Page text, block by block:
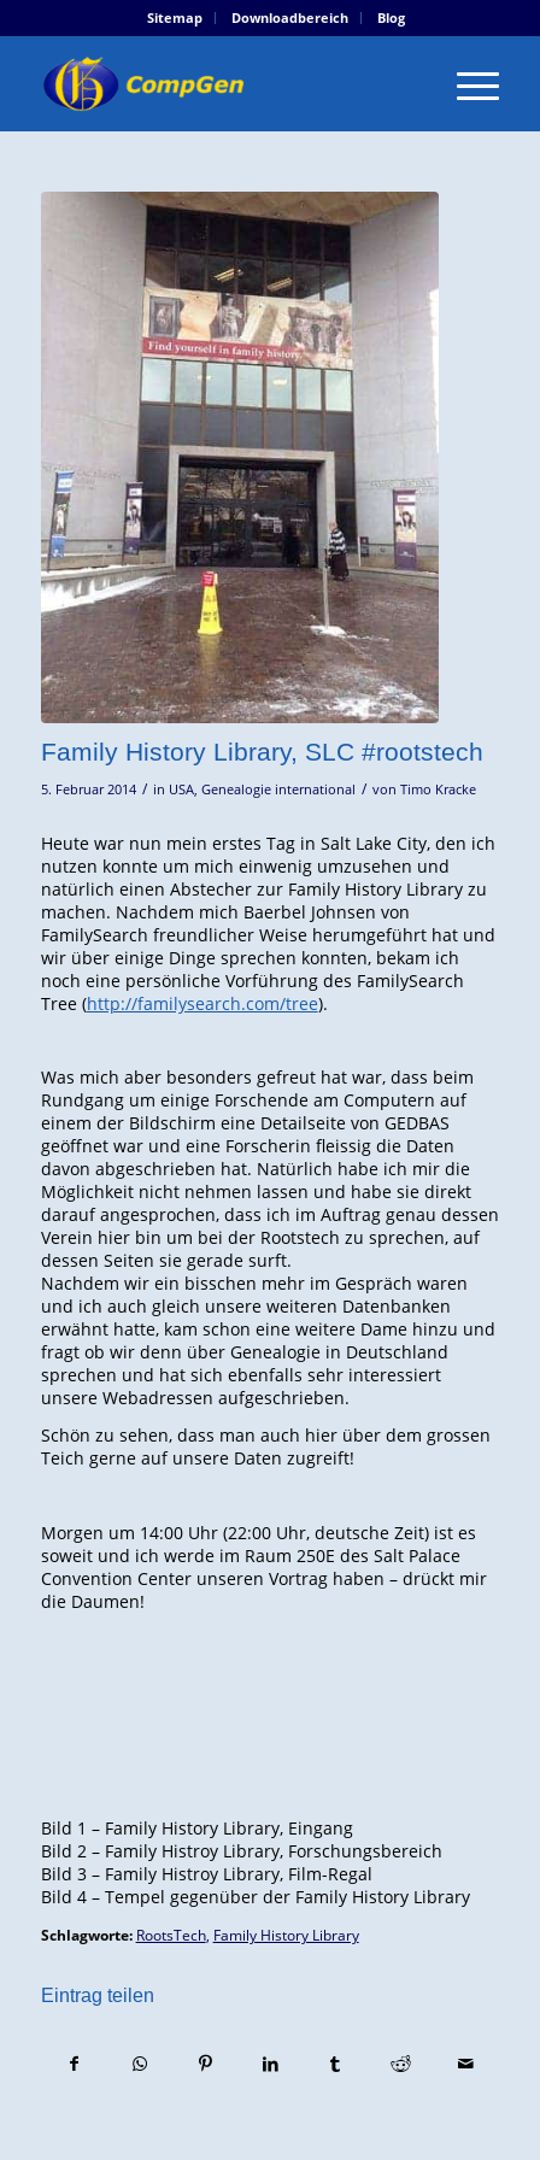
Sitemap Downloadbereich Blog
Family History Library, SLC #rootstech
5. Februar 2014 / in USA, Genealogie international / von Timo Kracke
Heute war nun mein erstes Tag in Salt Lake City, den ich
nutzen konnte um mich einwenig umzusehen und
natürlich einen Abstecher zur Family History Library zu
machen. Nachdem mich Baerbel Johnsen von
FamilySearch freundlicher Weise herumgeführt hat und
wir über einige Dinge sprechen konnten, bekam ich
noch eine persönliche Vorführung des FamilySearch
Tree (http://familysearch.com/tree).
Was mich aber besonders gefreut hat war, dass beim
Rundgang um einige Forschende am Computern auf
einem der Bildschirm eine Detailseite von GEDBAS
geöffnet war und eine Forscherin fleissig die Daten
davon abgeschrieben hat. Natürlich habe ich mir die
Möglichkeit nicht nehmen lassen und habe sie direkt
darauf angesprochen, dass ich im Auftrag genau dessen
Verein hier bin um bei der Rootstech zu sprechen, auf
dessen Seiten sie gerade surft.
Nachdem wir ein bisschen mehr im Gespräch waren
und ich auch gleich unsere weiteren Datenbanken
erwähnt hatte, kam schon eine weitere Dame hinzu und
fragt ob wir denn über Genealogie in Deutschland
sprechen und hat sich ebenfalls sehr interessiert
unsere Webadressen aufgeschrieben.
Schön zu sehen, dass man auch hier über dem grossen
Teich gerne auf unsere Daten zugreift!
Morgen um 14:00 Uhr (22:00 Uhr, deutsche Zeit) ist es
soweit und ich werde im Raum 250E des Salt Palace
Convention Center unseren Vortrag haben – drückt mir
die Daumen!
Bild 1 – Family History Library, Eingang
Bild 2 – Family Histroy Library, Forschungsbereich
Bild 3 – Family Histroy Library, Film-Regal
Bild 4 – Tempel gegenüber der Family History Library
Schlagworte: RootsTech, Family History Library
Eintrag teilen